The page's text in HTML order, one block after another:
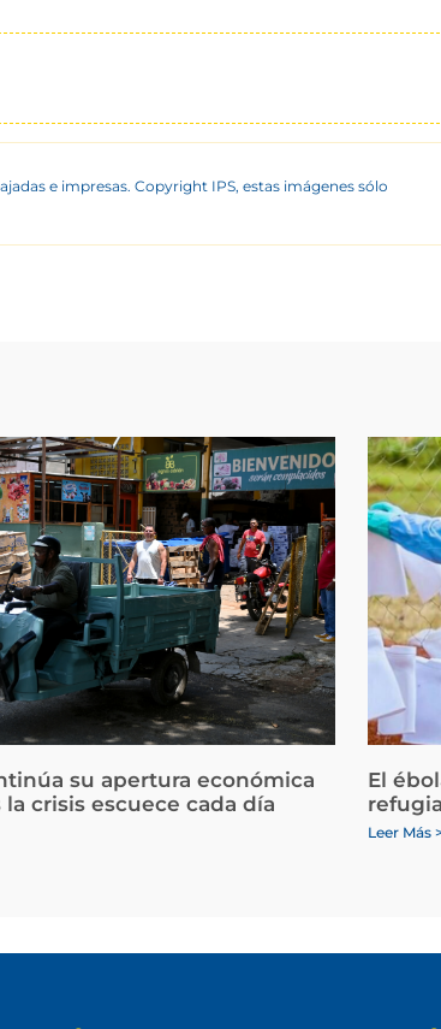
e impresas. Copyright IPS, estas imágenes sólo
su apertura económica
crisis escuece cada día
El
Leer Más